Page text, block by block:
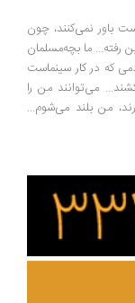
نمی‌کنند، چون
بچه‌مسلمان
کار سینماست
من را
بلند می‌شوم...